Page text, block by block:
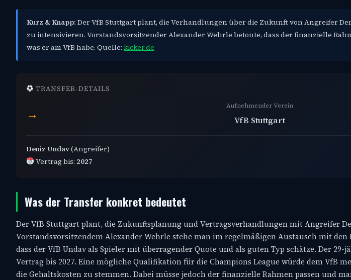
Kurz & Knapp: Der VfB Stuttgart plant, die Verhandlungen über die Zukunft von Angreifer
zu intensivieren. Vorstandsvorsitzender Alexander Wehrle betonte, dass der finanzielle
was er am VfB habe. Quelle: kicker.de
TRANSFER-DETAILS
→ Aufnehmender Verein
VfB Stuttgart
Deniz Undav(Angreifer)
Vertrag bis: 2027
Was der Transfer konkret bedeutet
Der VfB Stuttgart plant, die Zukunftsplanung und Vertragsverhandlungen mit Angreifer
Vorstandsvorsitzendem Alexander Wehrle stehe man im regelmäßigen Austausch mit den
dass der VfB Undav als Spieler mit überragender Quote und als guten Typ schätze. Der
Vertrag bis 2027. Eine mögliche Qualifikation für die Champions League würde dem VfB
die Gehaltskosten zu stemmen. Dabei müsse jedoch der finanzielle Rahmen passen und